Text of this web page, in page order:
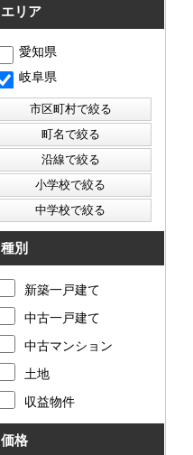
エリア
愛知県
岐阜県
種別
新築一戸建て
中古一戸建て
中古マンション
土地
収益物件
価格